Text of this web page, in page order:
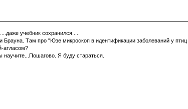
учебник сохранился.....
Там про "Юзе микроскоп в идентификации заболеваний у
атласом?
Я буду стараться.